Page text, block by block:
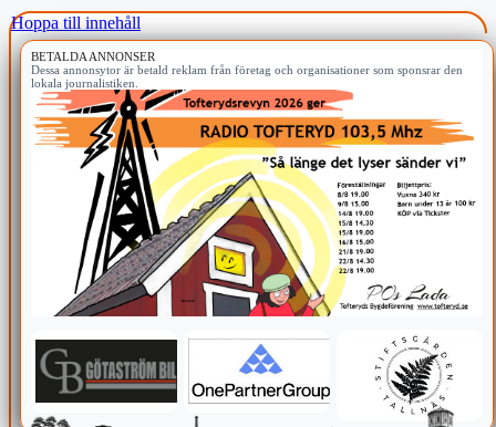
Hoppa till innehåll
BETALDA ANNONSER
Dessa annonsytor är betald reklam från företag och organisationer som sponsrar den
lokala journalistiken.